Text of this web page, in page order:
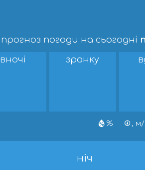
прогноз погоди на сьогодні
вночі
зранку
% , м/
ніч